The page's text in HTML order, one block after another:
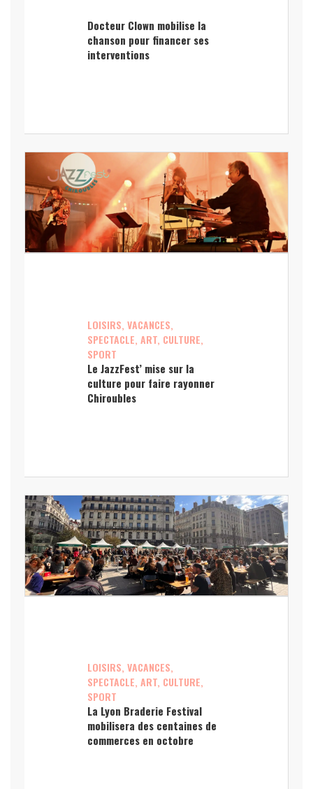
Docteur Clown mobilise la
chanson pour financer ses
interventions
LOISIRS, VACANCES,
SPECTACLE, ART, CULTURE,
SPORT
Le JazzFest’ mise sur la
culture pour faire rayonner
Chiroubles
LOISIRS, VACANCES,
SPECTACLE, ART, CULTURE,
SPORT
La Lyon Braderie Festival
mobilisera des centaines de
commerces en octobre